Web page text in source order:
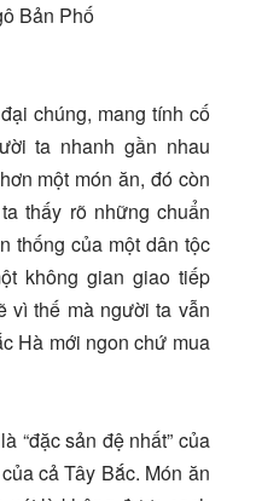
Bản Phố
chúng, mang tính cố
ta nhanh gần nhau
một món ăn, đó còn
thấy rõ những chuẩn
thống của một dân tộc
không gian giao tiếp
vì thế mà người ta vẫn
Hà mới ngon chứ mua
“đặc sản đệ nhất” của
cả Tây Bắc. Món ăn